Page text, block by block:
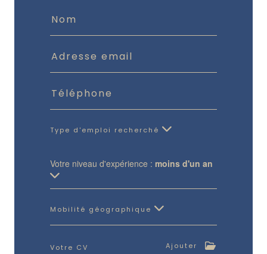
Type d'emploi recherché
Votre niveau d'expérience : moins d'un an
Mobilité géographique
Votre CV Ajouter